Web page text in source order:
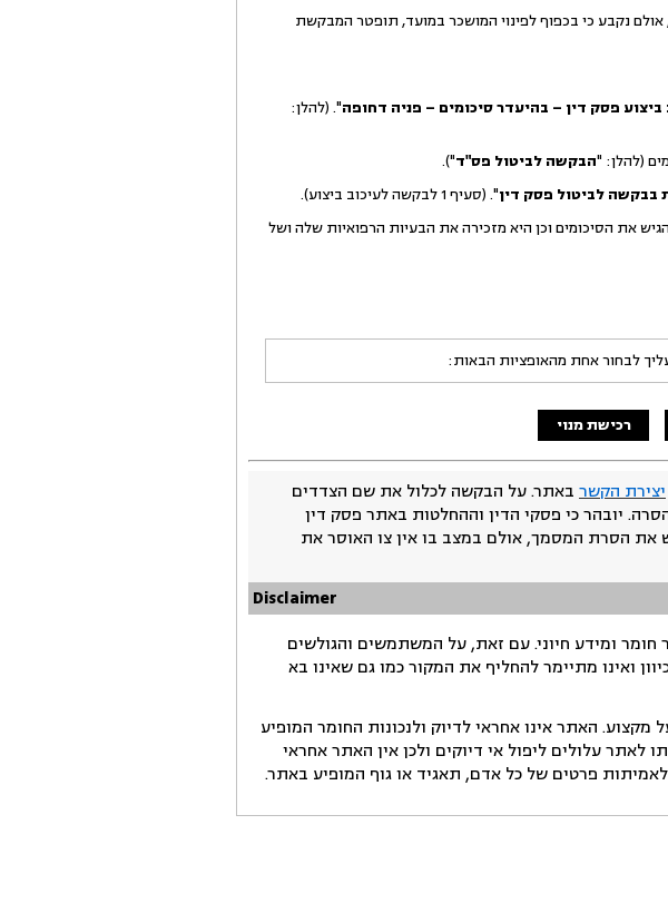
חויבה המבקשת בתשלום הוצאות המשיבים, לרבות שכ"ט עו"ד, בסך 20,000 ₪, אולם נקבע כי בכפוף לפינוי המושכר במועד, תופטר המבקשת
ביצוע פסק דין – בהיעדר סיכומים – פניה דחופה". (להלן:
(להלן: "הבקשה לביטול פס"ד").
בבקשה לביטול פסק דין". (סעיף 1 לבקשה לעיכוב ביצוע).
את הסיכומים וכן היא מזכירה את הבעיות הרפואיות שלה ושל
לבחור אחת מהאופציות הבאות:
רכישת מנוי
יצירת הקשר באתר. על הבקשה לכלול את שם הצדדים
יובהר כי פסקי הדין וההחלטות באתר פסק דין
את הסרת המסמך, אולם במצב בו אין צו האוסר את
Disclaimer
ומידע חיוני. עם זאת, על המשתמשים והגולשים
ואינו מתיימר להחליף את המקור כמו גם שאינו בא
האתר אינו אחראי לדיוק ולנכונות החומר המופיע
עלולים ליפול אי דיוקים ולכן אין האתר אחראי
פרטים של כל אדם, תאגיד או גוף המופיע באתר.